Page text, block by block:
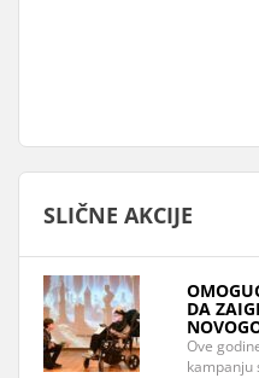
SLIČNE AKCIJE
DA
Ove
kampanju